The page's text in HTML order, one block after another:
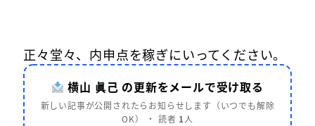
正々堂々、内申点を稼ぎにいってください。
横山 眞己 の更新をメールで受け取る
新しい記事が公開されたらお知らせします（いつでも解除
OK） ・ 読者 1 人